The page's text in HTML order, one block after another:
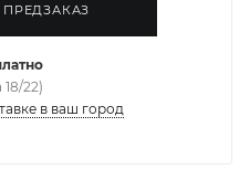
22)
в ваш город